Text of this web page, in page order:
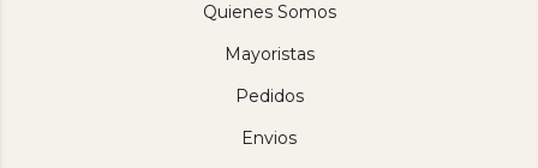
Quienes Somos
Mayoristas
Pedidos
Envios